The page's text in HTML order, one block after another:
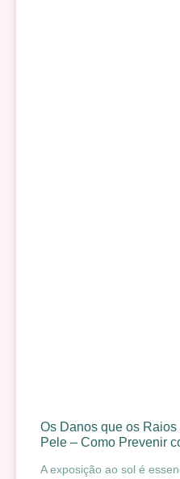
Os Danos que os
Pele – Como Prevenir
A exposição ao sol é